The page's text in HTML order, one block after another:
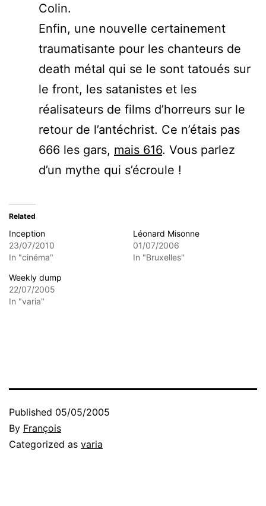
Colin.
Enfin, une nouvelle certainement
traumatisante pour les chanteurs de
death métal qui se le sont tatoués sur
le front, les satanistes et les
réalisateurs de films d’horreurs sur le
retour de l’antéchrist. Ce n’étais pas
666 les gars, mais 616. Vous parlez
d’un mythe qui s’écroule !
Related
Inception
23/07/2010
In "cinéma"
Léonard Misonne
01/07/2006
In "Bruxelles"
Weekly dump
22/07/2005
In "varia"
Published 05/05/2005
By François
Categorized as varia